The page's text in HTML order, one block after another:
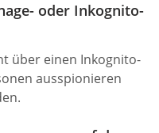
oder Inkognito-
über einen Inkognito-
ausspionieren